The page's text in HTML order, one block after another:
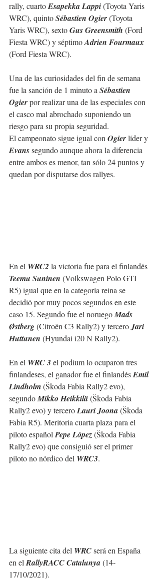
rally, cuarto Esapekka Lappi (Toyota Yaris
WRC), quinto Sébastien Ogier (Toyota
Yaris WRC), sexto Gus Greensmith (Ford
Fiesta WRC) y séptimo Adrien Fourmaux
(Ford Fiesta WRC).
Una de las curiosidades del fin de semana
fue la sanción de 1 minuto a Sébastien
Ogier por realizar una de las especiales con
el casco mal abrochado suponiendo un
riesgo para su propia seguridad.
El campeonato sigue igual con Ogier líder y
Evans segundo aunque ahora la diferencia
entre ambos es menor, tan sólo 24 puntos y
quedan por disputarse dos rallyes.
En el WRC2 la victoria fue para el finlandés
Teemu Suninen (Volkswagen Polo GTI
R5) igual que en la categoría reina se
decidió por muy pocos segundos en este
caso 15. Segundo fue el noruego Mads
Østberg (Citroën C3 Rally2) y tercero Jari
Huttunen (Hyundai i20 N Rally2).
En el WRC 3 el podium lo ocuparon tres
finlandeses, el ganador fue el finlandés Emil
Lindholm (Škoda Fabia Rally2 evo),
segundo Mikko Heikkilä (Škoda Fabia
Rally2 evo) y tercero Lauri Joona (Škoda
Fabia R5). Meritoria cuarta plaza para el
piloto español Pepe López (Škoda Fabia
Rally2 evo) que consiguió ser el primer
piloto no nórdico del WRC3.
La siguiente cita del WRC será en España
en el RallyRACC Catalunya (14-
17/10/2021).